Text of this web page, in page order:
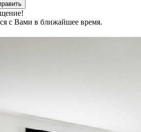
с Вами в ближайшее время.